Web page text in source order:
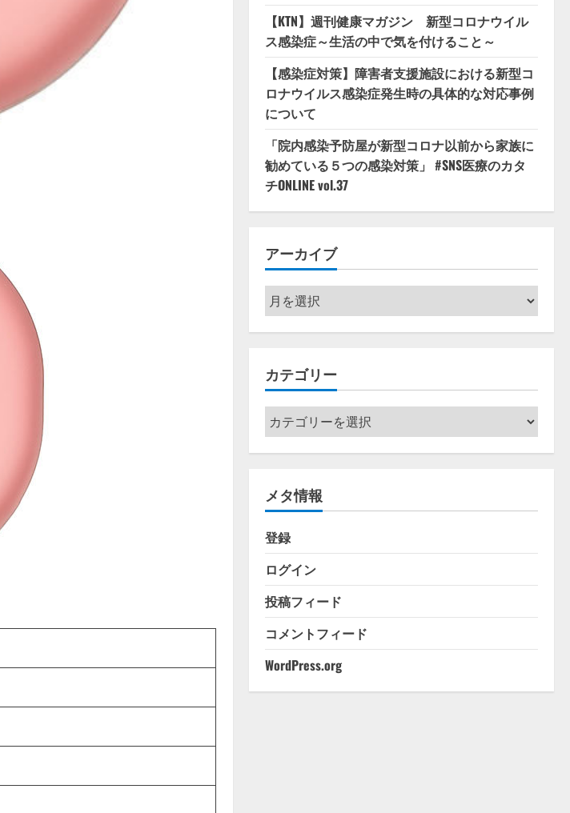
【KTN】週刊健康マガジン 新型コロナウイル
ス感染症～生活の中で気を付けること～
【感染症対策】障害者支援施設における新型コ
ロナウイルス感染症発生時の具体的な対応事例
について
「院内感染予防屋が新型コロナ以前から家族に
勧めている５つの感染対策」 #SNS医療のカタ
チONLINE vol.37
アーカイブ
ア
ー
カ
ブ
カテゴリー
カ
テ
ゴ
ー
メタ情報
登録
ログイン
投稿フィード
コメントフィード
WordPress.org